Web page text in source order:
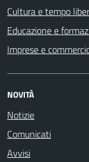
Cultura e tempo
Educazione e
Imprese e
NOVITÀ
Notizie
Comunicati
Avvisi